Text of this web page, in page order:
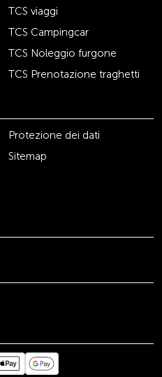
TCS viaggi
TCS Campingcar
TCS Noleggio furgone
TCS Prenotazione traghetti
Protezione dei dati
Sitemap